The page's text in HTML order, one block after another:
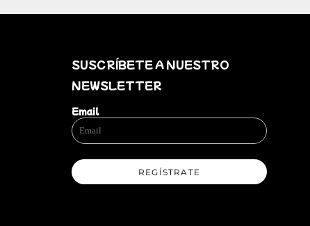
SUSCRÍBETE A NUESTRO
NEWSLETTER
Email
REGÍSTRATE